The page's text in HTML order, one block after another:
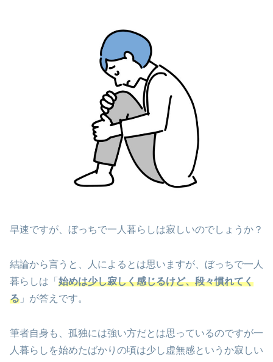
早速ですが、ぼっちで一人暮らしは寂しいのでしょうか？
結論から言うと、人によるとは思いますが、ぼっちで一人
暮らしは「 始めは少し寂しく感じるけど、段々慣れてく
る 」が答えです。
筆者自身も、孤独には強い方だとは思っているのですが一
人暮らしを始めたばかりの頃は少し虚無感というか寂しい